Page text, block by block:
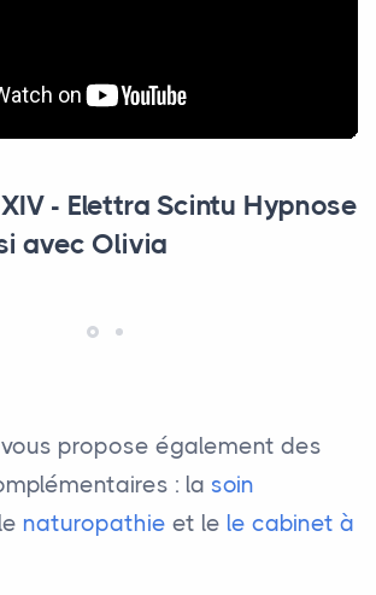
XIV - Elettra Scintu Hypnose
avec Olivia
propose également des
: la soin
naturopathie et le le cabinet à